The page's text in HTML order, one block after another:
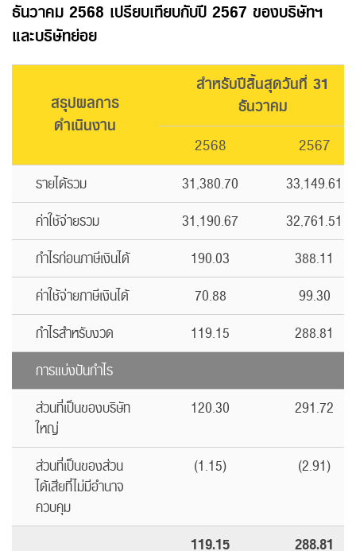
ธันวาคม 2568 เปรียบเทียบกับปี 2567 ของบริษัทฯ
และบริษัทย่อย
สรุปผลการ
ดำเนินงาน
สำหรับปีสิ้นสุดวันที่ 31
ธันวาคม
2568 2567
รายได้รวม 31,380.70
33,149.61
ค่าใช้จ่ายรวม
31,190.67
32,761.51
กำไรก่อนภาษีเงินได้
190.03
388.11
ค่าใช้จ่ายภาษีเงินได้
70.88
99.30
กำไรสำหรับงวด
119.15
288.81
การแบ่งปันกำไร
ส่วนที่เป็นของบริษัท
ใหญ่
120.30 291.72
ส่วนที่เป็นของส่วน
ได้เสียที่ไม่มีอำนาจ
ควบคุม
(1.15) (2.91)
119.15 288.81